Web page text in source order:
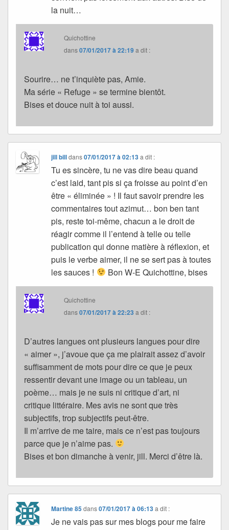
la nuit…
Quichottine
dans07/01/2017 à 22:19a dit :
Sourire… ne t’inquiète pas, Amie.
Ma série « Refuge » se termine bientôt.
Bises et douce nuit à toi aussi.
jill billdans07/01/2017 à 02:13 a dit :
Tu es sincère, tu ne vas dire beau quand
c’est laid, tant pis si ça froisse au point d’en
être « éliminée » ! Il faut savoir prendre les
commentaires tout azimut… bon ben tant
pis, reste toi-même, chacun a le droit de
réagir comme il l’entend à telle ou telle
publication qui donne matière à réflexion, et
puis le verbe aimer, il ne se sert pas à toutes
les sauces !
Bon W-E Quichottine, bises
Quichottine
dans07/01/2017 à 22:23 a dit :
D’autres langues ont plusieurs langues pour dire
« aimer », j’avoue que ça me plairait assez d’avoir
suffisamment de mots pour dire ce que je peux
ressentir devant une image ou un tableau, un
poème… mais je ne suis ni critique d’art, ni
critique littéraire. Mes avis ne sont que très
subjectifs, trop subjectifs peut-être.
Il m’arrive de me taire, mais ce n’est pas toujours
parce que je n’aime pas.
Bises et bon dimanche à venir, jill. Merci d’être là.
Martine 85dans07/01/2017 à 06:13 a dit :
Je ne vais pas sur mes blogs pour me faire